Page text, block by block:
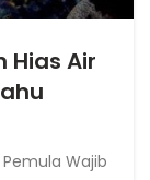
Hias Air
Wajib